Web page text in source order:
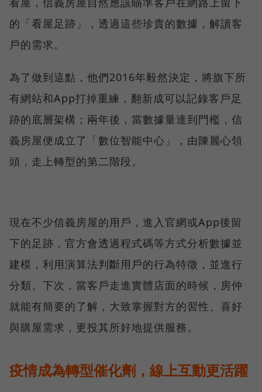
的「看屋足跡」，透過這些珍貴的數據，解讀客
戶的需求。
為了做到這點，他們2016年毅然決定，將旗下所
有網站和App打掉重練，翻新成可以記錄客戶足
跡的底層架構；兩年後，當數據量達到門檻，信
義房屋便成立了「數位智能中心」，由陳麗心領
頭，走上轉型的第二階段。
現在不少信義房屋的用戶，進入官網或App後留
下的足跡，官方會透過程式碼等方式分析數據並
建模，利用演算法判斷用戶的行為特徵，並進行
分類。下次，當客戶走進實體店面的時候，房仲
就能有簡要的了解，大致掌握對方的習性、喜好
與購屋需求，更投其所好地提供服務。
疫情成為轉型催化劑，線上互動更活躍